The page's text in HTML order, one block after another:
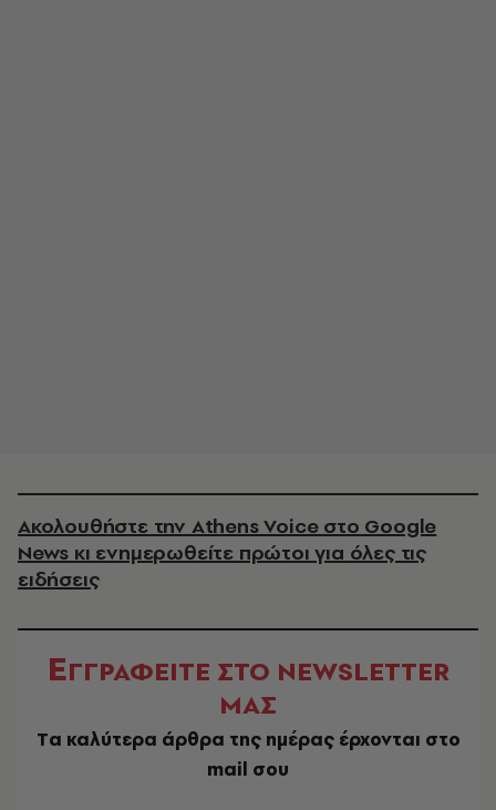
Ακολουθήστε την Athens Voice στο Google
News κι ενημερωθείτε πρώτοι για όλες τις
ειδήσεις
ΕΓΓΡΑΦΕΙΤΕ ΣΤΟ NEWSLETTER
ΜΑΣ
Tα καλύτερα άρθρα της ημέρας έρχονται στο
mail σου